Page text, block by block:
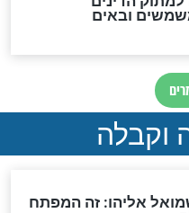
את הקץ?
המשיח?